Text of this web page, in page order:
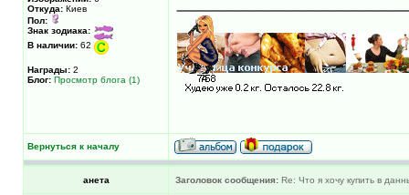
Откуда: Киев
Пол:
Знак зодиака:
В наличии: 62
Награды: 2
Блог: Просмотр блога (1)
Вернуться к началу
анета Заголовок сообщения: Re: Что я хочу купить в